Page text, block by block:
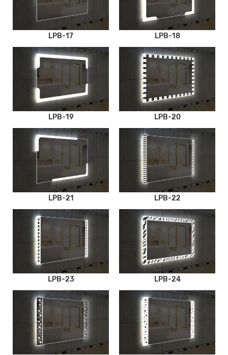
LPB-17 LPB-18
LPB-19 LPB-20
LPB-21 LPB-22
LPB-23 LPB-24